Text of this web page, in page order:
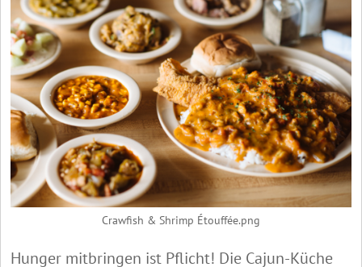
Crawfish & Shrimp Étouffée.png
Hunger mitbringen ist Pflicht! Die Cajun-Küche